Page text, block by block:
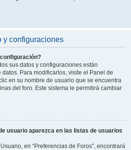
y configuraciones
sus datos y configuraciones están
Para modificarlos, visite el Panel de
en su nombre de usuario que se encuentra
del foro. Este sistema le permitirá cambiar
usuario aparezca en las listas de usuarios
en “Preferencias de Foros”, encontrará